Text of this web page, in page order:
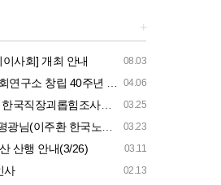
+
08.03
사회] 개최 안내
04.06
창립 40주년 기념 행사 안내'
03.25
사센터 '2026년도 주요 사업 안내' (교육/컨설팅)
03.23
한국노동사회연구소 부소장 부친상)
03.11
산행 안내(3/26)
02.13
사